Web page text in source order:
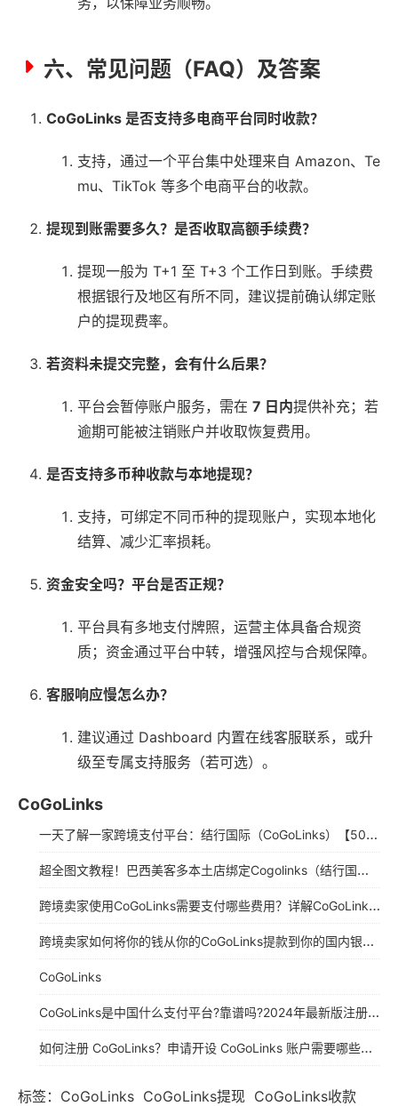
六、常见问题（FAQ）及答案
CoGoLinks 是否支持多电商平台同时收款？
支持，通过一个平台集中处理来自 Amazon、Te
mu、TikTok 等多个电商平台的收款。
提现到账需要多久？是否收取高额手续费？
提现一般为 T+1 至 T+3 个工作日到账。手续费
根据银行及地区有所不同，建议提前确认绑定账
户的提现费率。
若资料未提交完整，会有什么后果？
平台会暂停账户服务，需在 7 日内提供补充；若
逾期可能被注销账户并收取恢复费用。
是否支持多币种收款与本地提现？
支持，可绑定不同币种的提现账户，实现本地化
结算、减少汇率损耗。
资金安全吗？平台是否正规？
平台具有多地支付牌照，运营主体具备合规资
质；资金通过平台中转，增强风控与合规保障。
客服响应慢怎么办？
建议通过 Dashboard 内置在线客服联系，或升
级至专属支持服务（若可选）。
CoGoLinks
一天了解一家跨境支付平台：结行国际（CoGoLinks）【5000字】
超全图文教程！巴西美客多本土店绑定Cogolinks（结行国际）收款流程详解
跨境卖家使用CoGoLinks需要支付哪些费用？详解​CoGoLinks收费说明（2025年最新版）
跨境卖家如何将你的钱从你的CoGoLinks提款到你的国内银行账户?
CoGoLinks
CoGoLinks是中国什么支付平台?靠谱吗?2024年最新版注册使用指南
如何注册 CoGoLinks？申请开设 CoGoLinks 账户需要哪些信息？
标签： CoGoLinks CoGoLinks提现 CoGoLinks收款